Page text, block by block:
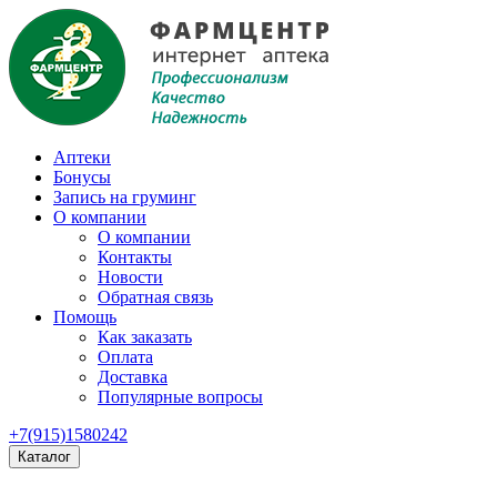
Аптеки
Бонусы
Запись на груминг
О компании
О компании
Контакты
Новости
Обратная связь
Помощь
Как заказать
Оплата
Доставка
Популярные вопросы
+7(915)1580242
Каталог